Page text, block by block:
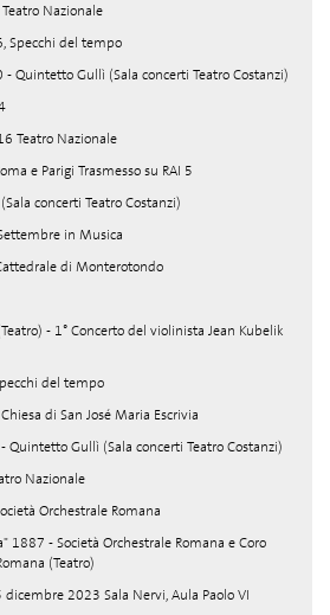
Nazionale
Specchi del tempo
Quintetto Gullì (Sala concerti Teatro Costanzi)
Teatro Nazionale
e Parigi Trasmesso su RAI 5
concerti Teatro Costanzi)
in Musica
di Monterotondo
- 1° Concerto del violinista Jean Kubelik
del tempo
di San José Maria Escrivia
Gullì (Sala concerti Teatro Costanzi)
Nazionale
Orchestrale Romana
1887 - Società Orchestrale Romana e Coro
(Teatro)
2023 Sala Nervi, Aula Paolo VI